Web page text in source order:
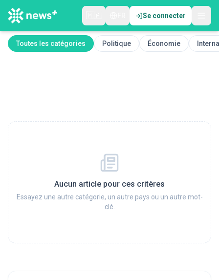
Se connecter
Toutes les catégories Politique Économie
Aucun article pour ces critères
Essayez une autre catégorie, un autre pays ou un autre mot-
clé.